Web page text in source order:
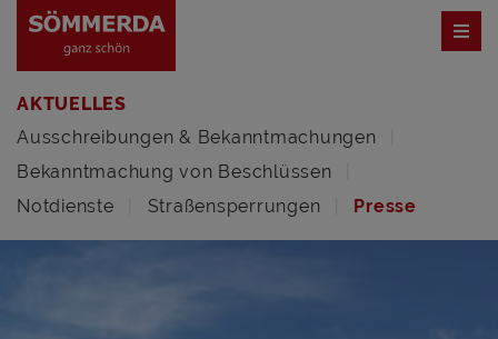
AKTUELLES
Ausschreibungen & Bekanntmachungen
Bekanntmachung von Beschlüssen
Notdienste
Straßensperrungen Presse